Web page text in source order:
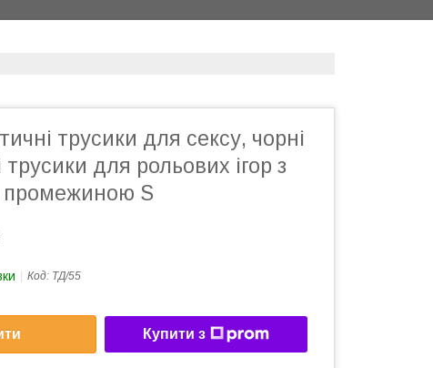
трусики для сексу, чорні
для рольових ігор з
промежиною S
Код: ТД/55
Купити з